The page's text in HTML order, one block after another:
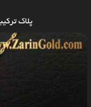
پلاک